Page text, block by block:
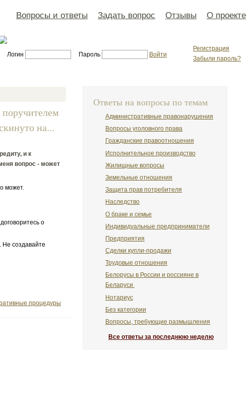
Вопросы и ответы Задать вопрос Отзывы О проекте
Регистрация
Забыли пароль?
Логин Пароль Войти
поручителем
на...
и к
вопрос - может
может.
о
Не создавайте
процедуры
Ответы на вопросы по темам
Административные правонарушения
Вопросы уголовного права
Гражданские правоотношения
Исполнительное производство
Жилищные вопросы
Земельные отношения
Защита прав потребителя
Наследство
О браке и семье
Индивидуальные предприниматели
Предприятия
Сделки купли-продажи
Трудовые отношения
Белорусы в России и россияне в
Беларуси
Нотариус
Без категории
Вопросы, требующие размышления
Все ответы за последнюю неделю